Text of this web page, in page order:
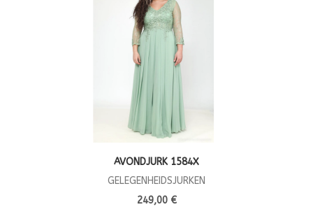
AVONDJURK 1584X
GELEGENHEIDSJURKEN
249,00 €